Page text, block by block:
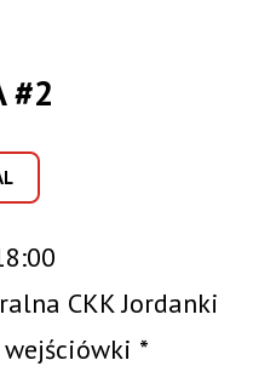
#2
CKK Jordanki
*